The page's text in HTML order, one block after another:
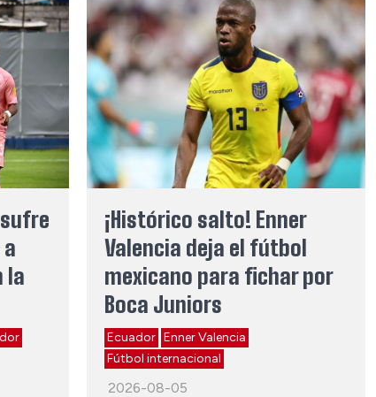
la
¡Histórico salto! Enner
Valencia deja el fútbol
mexicano para fichar por
Boca Juniors
Ecuador Enner Valencia
Fútbol internacional
2026-08-05